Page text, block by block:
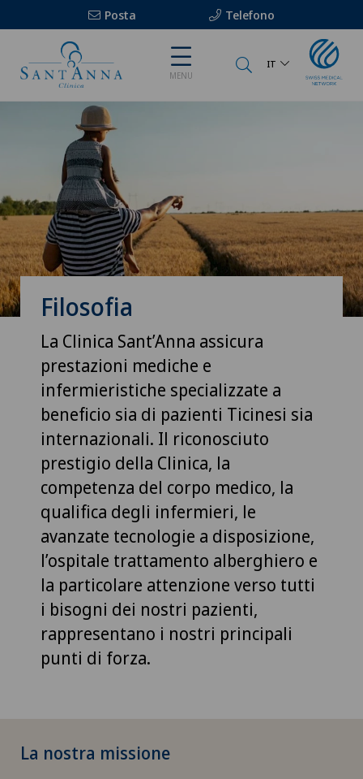
Posta Telefono
MENU
IT
Filosofia
La Clinica Sant’Anna assicura
prestazioni mediche e
infermieristiche specializzate a
beneficio sia di pazienti Ticinesi sia
internazionali. Il riconosciuto
prestigio della Clinica, la
competenza del corpo medico, la
qualifica degli infermieri, le
avanzate tecnologie a disposizione,
l’ospitale trattamento alberghiero e
la particolare attenzione verso tutti
i bisogni dei nostri pazienti,
rappresentano i nostri principali
punti di forza.
La nostra missione